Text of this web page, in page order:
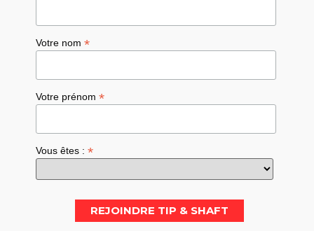
Votre nom*
Votre prénom*
Vous êtes :*